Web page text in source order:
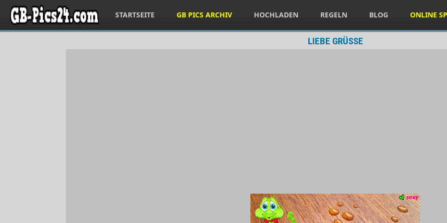
STARTSEITE GB PICS ARCHIV HOCHLADEN REGELN BLOG ONLINE
LIEBE GRÜSSE